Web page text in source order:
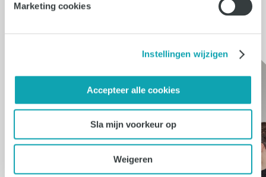
Marketing cookies
Instellingen wijzigen
Accepteer alle cookies
Sla mijn voorkeur op
Weigeren